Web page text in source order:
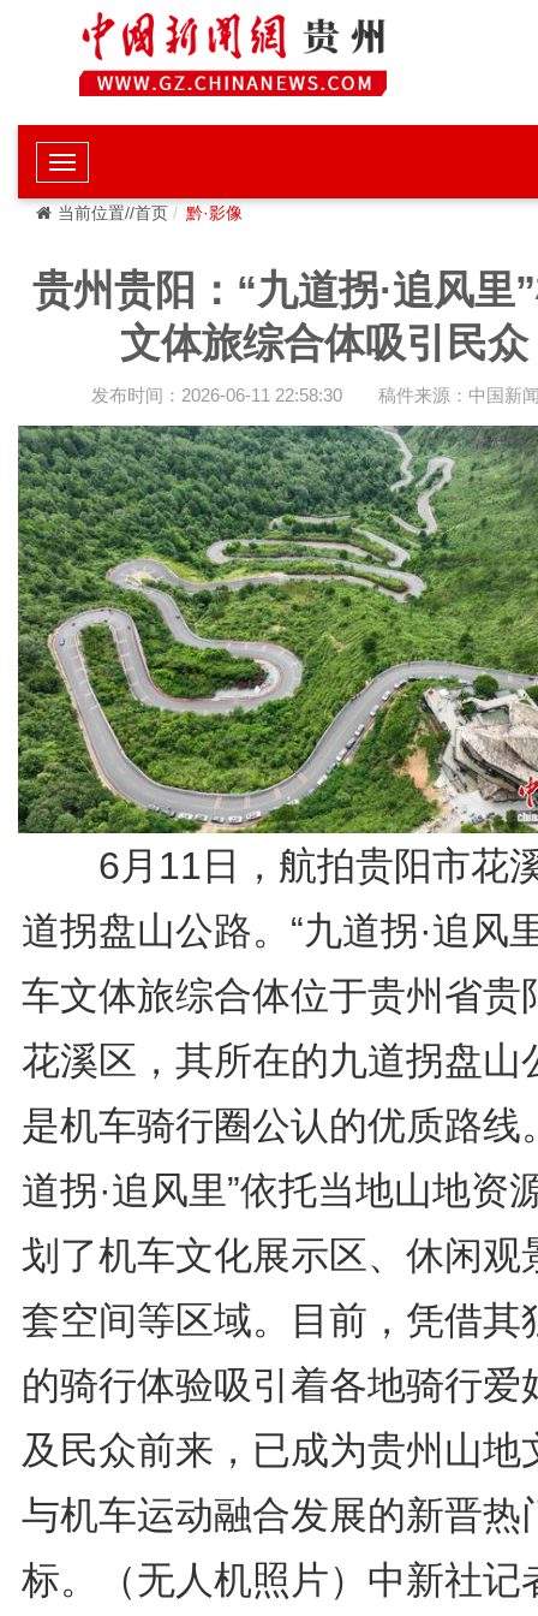
当前位置//首页 黔·影像
贵州贵阳：“九道拐·追风里
文体旅综合体吸引民众
发布时间：2026-06-11 22:58:30 稿件来源：中国新
6月11日，航拍贵阳市花
道拐盘山公路。“九道拐·追风
车文体旅综合体位于贵州省贵
花溪区，其所在的九道拐盘山
是机车骑行圈公认的优质路线
道拐·追风里”依托当地山地资
划了机车文化展示区、休闲观
套空间等区域。目前，凭借其
的骑行体验吸引着各地骑行爱
及民众前来，已成为贵州山地
与机车运动融合发展的新晋热
标。（无人机照片）中新社记